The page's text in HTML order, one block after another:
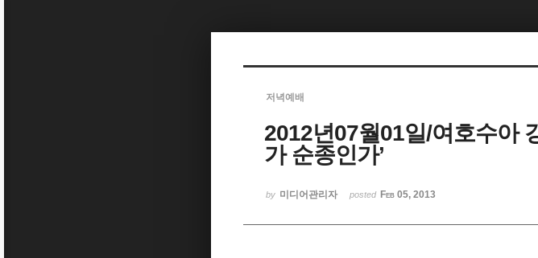
저녁예배
2012년07월01일/여호수아
가 순종인가’
by 미디어관리자 posted Feb 05, 2013
Sketchbook5, 스케치북5
Sketchbook5, 스케치북5